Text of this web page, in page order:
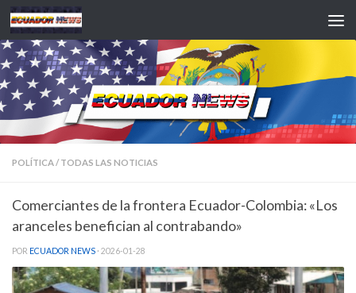
Saltar al contenido
POLÍTICA/ TODAS LAS NOTICIAS
Comerciantes de la frontera Ecuador-Colombia: «Los
aranceles benefician al contrabando»
POR ECUADOR NEWS · 2026-01-28